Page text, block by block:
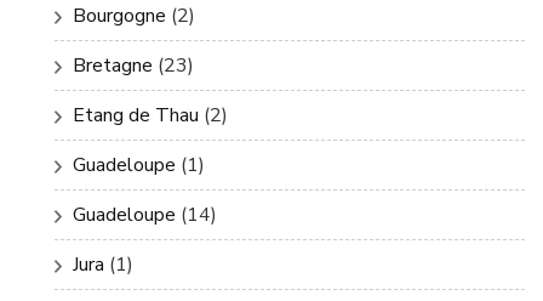
Bourgogne (2)
Bretagne (23)
Etang de Thau (2)
Guadeloupe (1)
Guadeloupe (14)
Jura (1)